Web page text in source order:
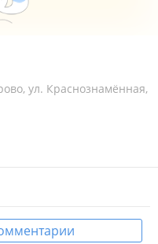
ул. Краснознамённая,